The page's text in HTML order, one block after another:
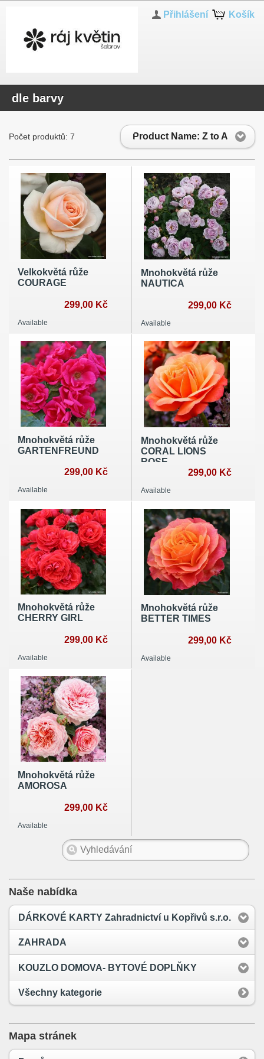
Košík
Přihlášení
dle barvy
Product Name: Z to A
Počet produktů: 7
Velkokvětá růže
COURAGE
299,00 Kč
Available
Mnohokvětá růže
NAUTICA
299,00 Kč
Available
Mnohokvětá růže
GARTENFREUND
299,00 Kč
Available
Mnohokvětá růže
CORAL LIONS
ROSE
299,00 Kč
Available
Mnohokvětá růže
CHERRY GIRL
299,00 Kč
Available
Mnohokvětá růže
BETTER TIMES
299,00 Kč
Available
Mnohokvětá růže
AMOROSA
299,00 Kč
Available
Naše nabídka
DÁRKOVÉ KARTY Zahradnictví u Kopřivů s.r.o.
ZAHRADA
KOUZLO DOMOVA- BYTOVÉ DOPLŇKY
Všechny kategorie
Mapa stránek